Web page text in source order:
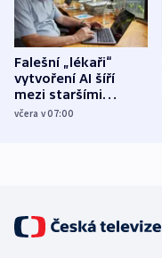
Falešní „lékaři“
vytvoření AI šíří
mezi staršími
Poláky nebezpečné
včera v 07:00